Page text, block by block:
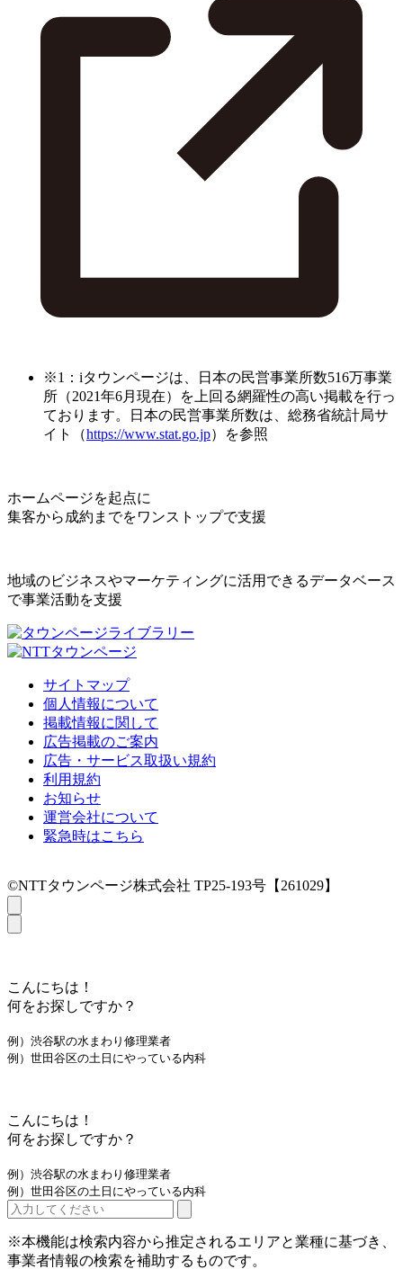
※1：iタウンページは、日本の民営事業所数516万事業
所（2021年6月現在）を上回る網羅性の高い掲載を行っ
ております。日本の民営事業所数は、総務省統計局サ
イト（https://www.stat.go.jp）を参照
ホームページを起点に
集客から成約までをワンストップで支援
地域のビジネスやマーケティングに活用できるデータベース
で事業活動を支援
サイトマップ
個人情報について
掲載情報に関して
広告掲載のご案内
広告・サービス取扱い規約
利用規約
お知らせ
運営会社について
緊急時はこちら
©NTTタウンページ株式会社 TP25-193号【261029】
こんにちは！
何をお探しですか？
例）渋谷駅の水まわり修理業者
例）世田谷区の土日にやっている内科
こんにちは！
何をお探しですか？
例）渋谷駅の水まわり修理業者
例）世田谷区の土日にやっている内科
※本機能は検索内容から推定されるエリアと業種に基づき、
事業者情報の検索を補助するものです。